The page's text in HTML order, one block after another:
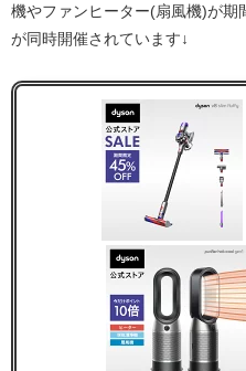
機やファンヒーター(扇風機)が期
が同時開催されています↓